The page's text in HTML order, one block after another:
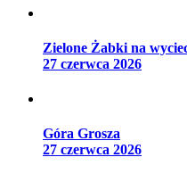
Zielone Żabki na
27 czerwca 2026
Góra Grosza
27 czerwca 2026